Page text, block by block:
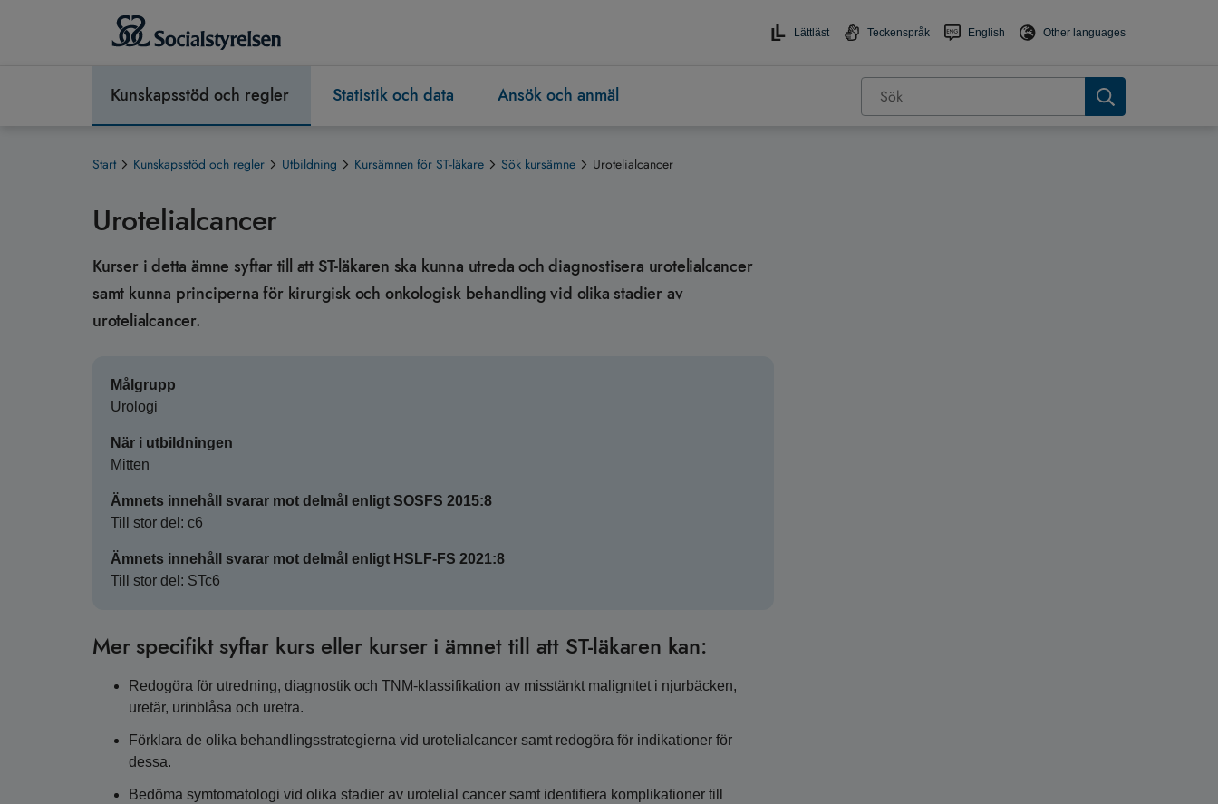
Lättläst Teckenspråk English Other languages
Kunskapsstöd och regler Statistik och data Ansök och anmäl
Start Kunskapsstöd och regler Utbildning Kursämnen för ST-läkare Sök kursämne Urotelialcancer
Urotelialcancer
Kurser i detta ämne syftar till att ST-läkaren ska kunna utreda och diagnostisera urotelialcancer
samt kunna principerna för kirurgisk och onkologisk behandling vid olika stadier av
urotelialcancer.
Målgrupp
Urologi
När i utbildningen
Mitten
Ämnets innehåll svarar mot delmål enligt SOSFS 2015:8
Till stor del: c6
Ämnets innehåll svarar mot delmål enligt HSLF-FS 2021:8
Till stor del: STc6
Mer specifikt syftar kurs eller kurser i ämnet till att ST-läkaren kan:
Redogöra för utredning, diagnostik och TNM-klassifikation av misstänkt malignitet i njurbäcken,
uretär, urinblåsa och uretra.
Förklara de olika behandlingsstrategierna vid urotelialcancer samt redogöra för indikationer för
dessa.
Bedöma symtomatologi vid olika stadier av urotelial cancer samt identifiera komplikationer till